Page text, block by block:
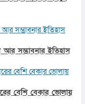
আর সম্ভাবনার ইতিহাস
বেশি বেকার ভোলায়